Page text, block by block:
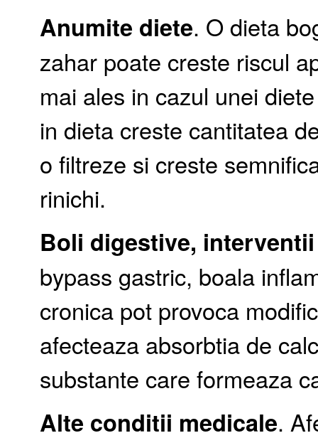
Anumite diete. O dieta
zahar poate creste riscul
mai ales in cazul unei
in dieta creste cantitatea
o filtreze si creste
rinichi.
Boli digestive,
bypass gastric, boala
cronica pot provoca
afecteaza absorbtia de
substante care formeaza
Alte conditii medicale.